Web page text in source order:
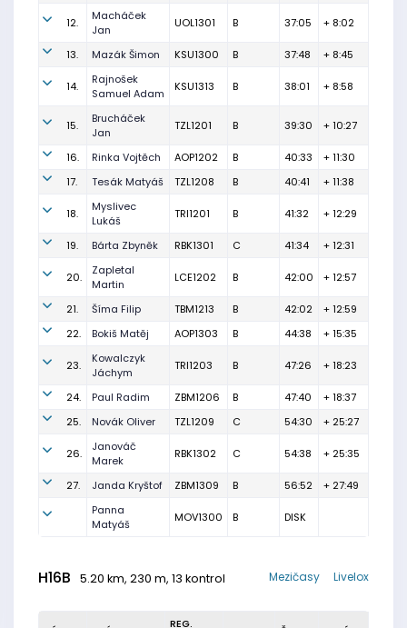
12.
Macháček
Jan
UOL1301 B 37:05 + 8:02
13. Mazák Šimon KSU1300 B 37:48 + 8:45
14.
Rajnošek
Samuel Adam
KSU1313 B 38:01 + 8:58
15.
Brucháček
Jan
TZL1201 B 39:30 + 10:27
16. Rinka Vojtěch AOP1202 B 40:33
+ 11:30
17.
Tesák Matyáš TZL1208 B 40:41 + 11:38
18.
Myslivec
Lukáš
TRI1201 B 41:32 + 12:29
19. Bárta Zbyněk RBK1301 C 41:34 + 12:31
20.
Zapletal
Martin
LCE1202 B 42:00 + 12:57
21. Šíma Filip TBM1213 B 42:02
+ 12:59
22.
Bokiš Matěj AOP1303 B 44:38 + 15:35
23.
Kowalczyk
Jáchym
TRI1203 B 47:26 + 18:23
24. Paul Radim ZBM1206 B 47:40
+ 18:37
25.
Novák Oliver TZL1209 C 54:30 + 25:27
26.
Janováč
Marek
RBK1302 C 54:38 + 25:35
27. Janda Kryštof ZBM1309 B 56:52
+ 27:49
Panna
Matyáš
MOV1300 B DISK
H16B 5.20 km, 230 m, 13 kontrol Livelox
Mezičasy
REG.